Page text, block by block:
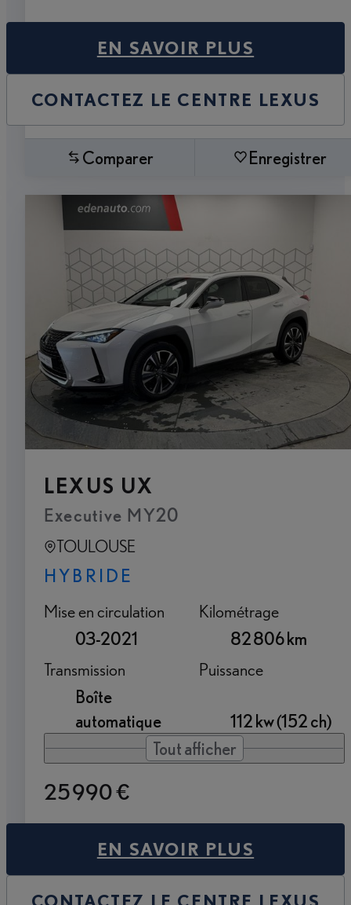
EN SAVOIR PLUS
CONTACTEZ LE CENTRE LEXUS
Comparer Enregistrer
LEXUS UX
Executive MY20
TOULOUSE
HYBRIDE
Mise en circulation
03-2021
Kilométrage
82 806 km
Transmission
Boîte
automatique
Puissance
112 kw (152 ch)
Tout afficher
25 990 €
EN SAVOIR PLUS